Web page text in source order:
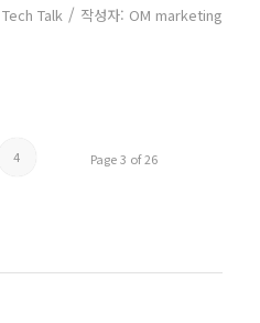
Tech Talk / 작성자: OM marketing
Page 3 of 26
4